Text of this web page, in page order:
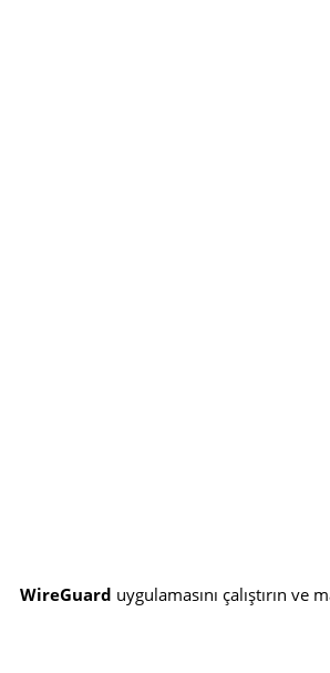
WireGuard uygulamasını çalıştırın